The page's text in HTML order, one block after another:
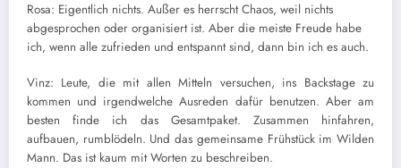
Rosa: Eigentlich nichts. Außer es herrscht Chaos, weil nichts
abgesprochen oder organisiert ist. Aber die meiste Freude habe
ich, wenn alle zufrieden und entspannt sind, dann bin ich es auch.
Vinz: Leute, die mit allen Mitteln versuchen, ins Backstage zu
kommen und irgendwelche Ausreden dafür benutzen. Aber am
besten finde ich das Gesamtpaket. Zusammen hinfahren,
aufbauen, rumblödeln. Und das gemeinsame Frühstück im Wilden
Mann. Das ist kaum mit Worten zu beschreiben.